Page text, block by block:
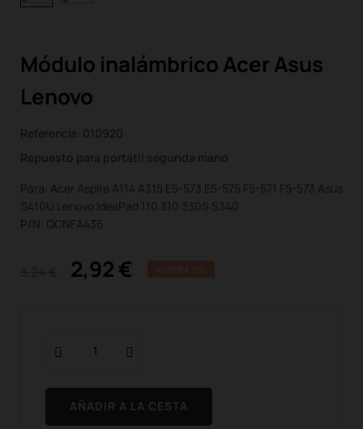
Módulo inalámbrico Acer Asus
Lenovo
Referencia: 010920
Repuesto para portátil segunda mano
Para: Acer Aspire A114 A315 E5-573 E5-575 F5-571 F5-573 Asus
S410U Lenovo IdeaPad 110 310 330S S340
P/N: QCNFA435
2,92 €
AÑADIR A LA CESTA